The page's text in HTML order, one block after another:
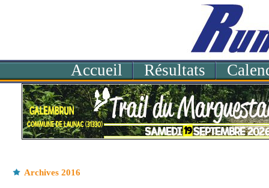
Accueil Résultats
Archives 2016